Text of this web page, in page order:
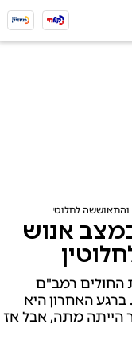
לחלוטין
אנוש
החולים רמב"ם
האחרון היא
הייתה מתה, אבל אז